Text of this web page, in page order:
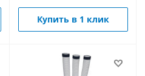
Купить в 1 клик